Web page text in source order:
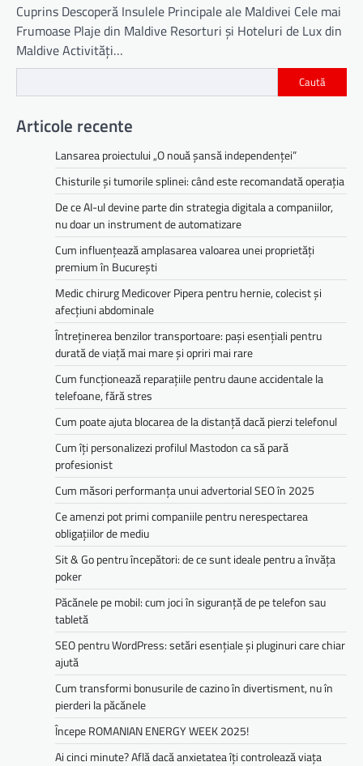
Cuprins Descoperă Insulele Principale ale Maldivei Cele mai
Frumoase Plaje din Maldive Resorturi și Hoteluri de Lux din
Maldive Activități…
Caută
Articole recente
Lansarea proiectului „O nouă șansă independenței”
Chisturile și tumorile splinei: când este recomandată operația
De ce AI-ul devine parte din strategia digitala a companiilor,
nu doar un instrument de automatizare
Cum influențează amplasarea valoarea unei proprietăți
premium în București
Medic chirurg Medicover Pipera pentru hernie, colecist și
afecțiuni abdominale
Întreținerea benzilor transportoare: pași esențiali pentru
durată de viață mai mare și opriri mai rare
Cum funcționează reparațiile pentru daune accidentale la
telefoane, fără stres
Cum poate ajuta blocarea de la distanță dacă pierzi telefonul
Cum îți personalizezi profilul Mastodon ca să pară
profesionist
Cum măsori performanța unui advertorial SEO în 2025
Ce amenzi pot primi companiile pentru nerespectarea
obligațiilor de mediu­­
Sit & Go pentru începători: de ce sunt ideale pentru a învăța
poker
Păcănele pe mobil: cum joci în siguranță de pe telefon sau
tabletă
SEO pentru WordPress: setări esențiale și pluginuri care chiar
ajută
Cum transformi bonusurile de cazino în divertisment, nu în
pierderi la păcănele
Începe ROMANIAN ENERGY WEEK 2025!
Ai cinci minute? Află dacă anxietatea îți controlează viața